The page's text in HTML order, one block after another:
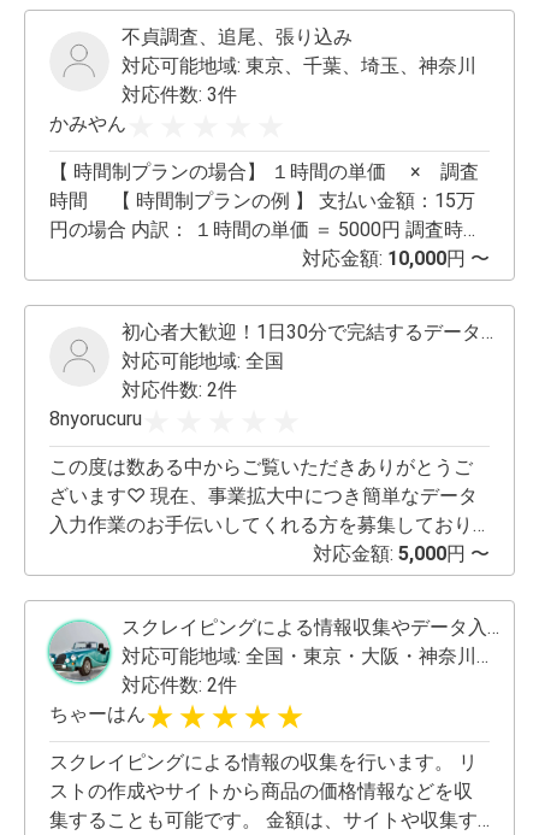
不貞調査、追尾、張り込み
対応可能地域: 東京、千葉、埼玉、神奈川
対応件数: 3件
かみやん
【 時間制プランの場合】 １時間の単価 × 調査
時間 【 時間制プランの例 】 支払い金額：15万
円の場合 内訳： １時間の単価 ＝ 5000円 調査時間
＝ 30時間 浮気の証拠が取れるまでの平均的な時間
は２０時間～３０時間、調査日数は１日～５日ほ
するのかを明記してもらいます。 身バレ等証拠が
取れなかった場合全額返金
対応金額: 10,000円 〜
初心者大歓迎！1日30分で完結するデータ入力！
対応可能地域: 全国
対応件数: 2件
8nyorucuru
この度は数ある中からご覧いただきありがとうご
ざいます♡ 現在、事業拡大中につき簡単なデータ
入力作業のお手伝いしてくれる方を募集しており
ただいております。 主に空き時間で作業をしたい
す«٩(*´ ꒳ `*)۶» また頑張っていきたい方は歩合制な
のでそれだけ収益をあげる事も可能です！！ 《労
働内容》 データをもとに、スマホやパソコンで入
力していく簡単な入力作業のみになります。 労働
内容のマニュアルもきちんとありますので経験が
ない方でも安心して出来ます！♡ 《報酬につい
て》 ・1件100円になります【内容により変動あ
対応金額: 5,000円 〜
スクレイピングによる情報収集やデータ入力を行います
対応可能地域: 全国・東京・大阪・神奈川・福岡
対応件数: 2件
ちゃーはん
スクレイピングによる情報の収集を行います。 リ
ストの作成やサイトから商品の価格情報などを収
集することも可能です。 金額は、サイトや収集す